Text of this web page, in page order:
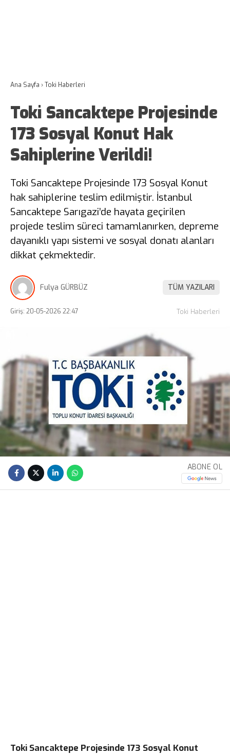
Ana Sayfa ›Toki Haberleri
Toki Sancaktepe Projesinde
173 Sosyal Konut Hak
Sahiplerine Verildi!
Toki Sancaktepe Projesinde 173 Sosyal Konut
hak sahiplerine teslim edilmiştir. İstanbul
Sancaktepe Sarıgazi’de hayata geçirilen
projede teslim süreci tamamlanırken, depreme
dayanıklı yapı sistemi ve sosyal donatı alanları
dikkat çekmektedir.
Fulya GÜRBÜZ TÜM YAZILARI
Giriş: 20-05-2026 22:47 Toki Haberleri
ABONE OL
Toki Sancaktepe Projesinde 173 Sosyal Konut